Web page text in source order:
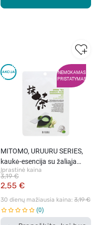
NEMOKAMAS
PRISTATYMAS
MITOMO, URUURU SERIES,
kaukė-esencija su žaliąja
arbata, 25 g
Įprastinė kaina
2,55 €
3,19 €
30 dienų mažiausia kaina: 3,19 €
0